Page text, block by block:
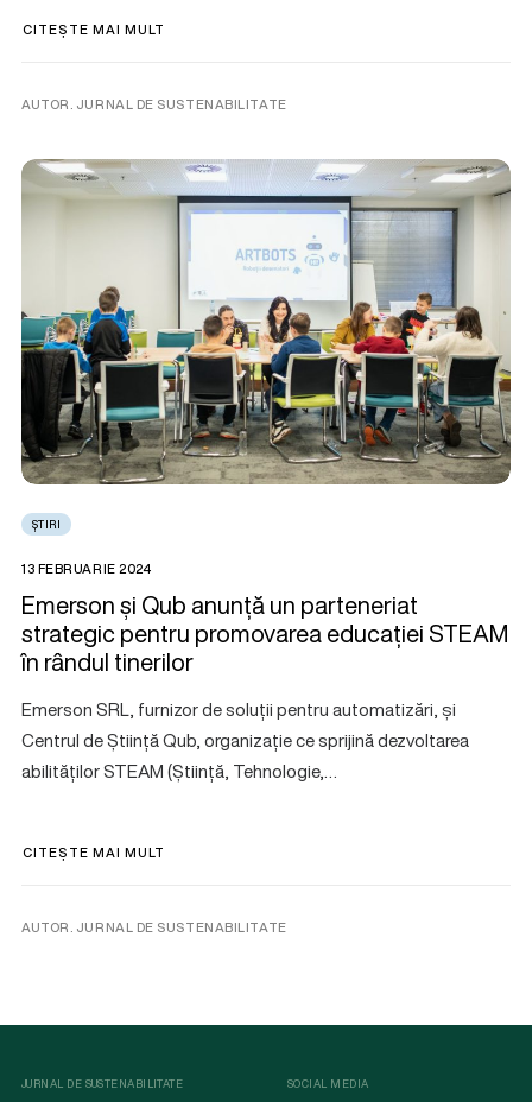
CITEȘTE MAI MULT
AUTOR. JURNAL DE SUSTENABILITATE
ȘTIRI
13 FEBRUARIE 2024
Emerson și Qub anunță un parteneriat
strategic pentru promovarea educației STEAM
în rândul tinerilor
Emerson SRL, furnizor de soluții pentru automatizări, și
Centrul de Știință Qub, organizație ce sprijină dezvoltarea
abilităților STEAM (Știință, Tehnologie,…
CITEȘTE MAI MULT
AUTOR. JURNAL DE SUSTENABILITATE
JURNAL DE SUSTENABILITATE SOCIAL MEDIA